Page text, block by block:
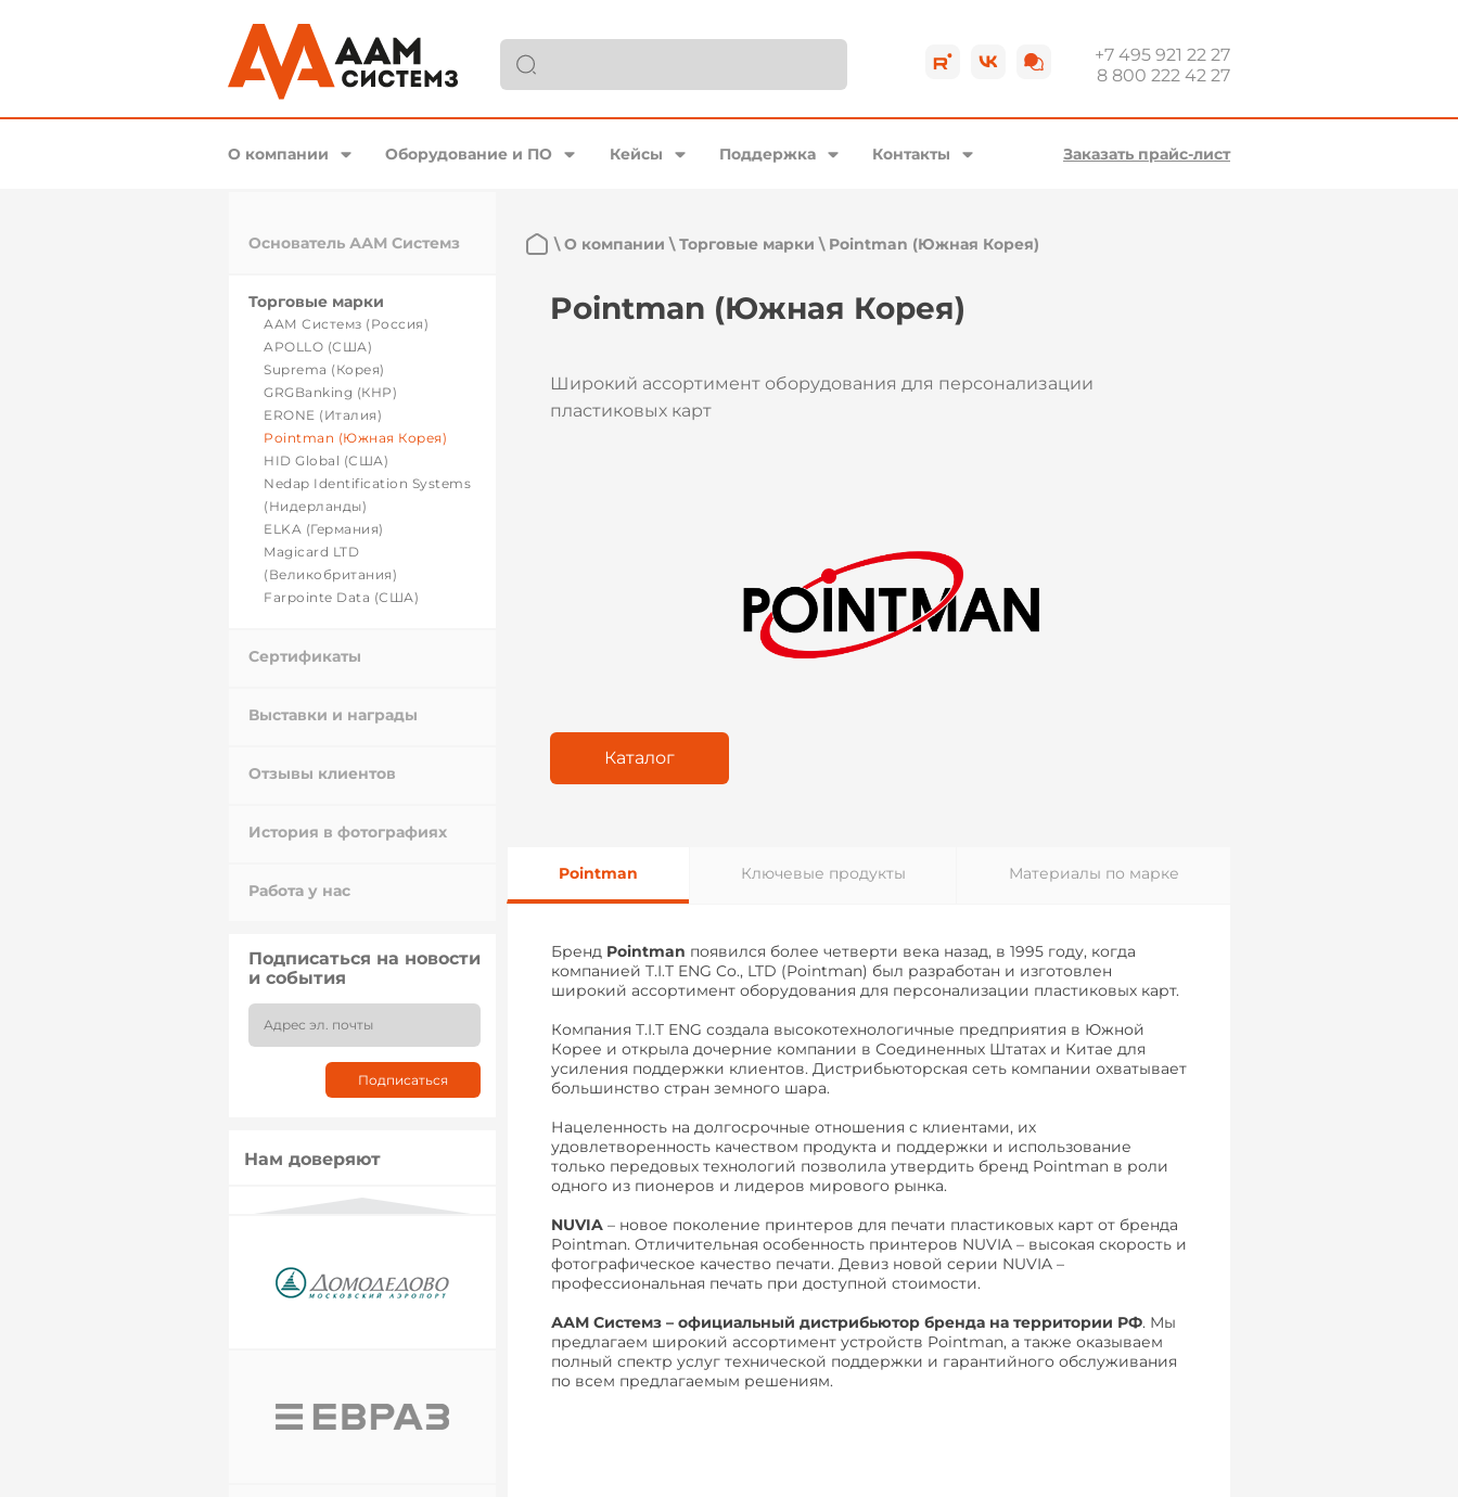
+7 495 921 22 27
8 800 222 42 27
О компании Оборудование и ПО Кейсы Поддержка Контакты Заказать прайс-лист
Основатель ААМ Системз
Торговые марки
ААМ Системз (Россия)
APOLLO (США)
Suprema (Корея)
GRGBanking (КНР)
ERONE (Италия)
Pointman (Южная Корея)
HID Global (США)
Nedap Identification Systems
(Нидерланды)
ELKA (Германия)
Magicard LTD
(Великобритания)
Farpointe Data (США)
Сертификаты
Выставки и награды
Отзывы клиентов
История в фотографиях
Работа у нас
Подписаться на новости
и события
Нам доверяют
\О компании \Торговые марки \ Pointman (Южная Корея)
Pointman (Южная Корея)
Широкий ассортимент оборудования для персонализации
пластиковых карт
Каталог
Pointman Ключевые продукты Материалы по марке
Бренд Pointman появился более четверти века назад, в 1995 году, когда
компанией T.I.T ENG Co., LTD (Pointman) был разработан и изготовлен
широкий ассортимент оборудования для персонализации пластиковых карт.
Компания T.I.T ENG создала высокотехнологичные предприятия в Южной
Корее и открыла дочерние компании в Соединенных Штатах и Китае для
усиления поддержки клиентов. Дистрибьюторская сеть компании охватывает
большинство стран земного шара.
Нацеленность на долгосрочные отношения с клиентами, их
удовлетворенность качеством продукта и поддержки и использование
только передовых технологий позволила утвердить бренд Pointman в роли
одного из пионеров и лидеров мирового рынка.
NUVIA – новое поколение принтеров для печати пластиковых карт от бренда
Pointman. Отличительная особенность принтеров NUVIA – высокая скорость и
фотографическое качество печати. Девиз новой серии NUVIA –
профессиональная печать при доступной стоимости.
ААМ Системз – официальный дистрибьютор бренда на территории РФ. Мы
предлагаем широкий ассортимент устройств Pointman, а также оказываем
полный спектр услуг технической поддержки и гарантийного обслуживания
по всем предлагаемым решениям.